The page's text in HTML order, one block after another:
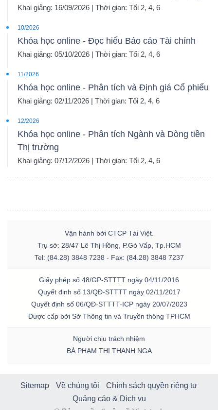
Khai giảng: 16/09/2026 | Thời gian: Tối 2, 4, 6
10/2026
Khóa học online - Đọc hiểu Báo cáo Tài chính
Khai giảng: 05/10/2026 | Thời gian: Tối 2, 4, 6
11/2026
Khóa học online - Phân tích và Định giá Cổ phiếu
Khai giảng: 02/11/2026 | Thời gian: Tối 2, 4, 6
12/2026
Khóa học online - Phân tích Ngành và Dòng tiền
Thị trường
Khai giảng: 07/12/2026 | Thời gian: Tối 2, 4, 6
Vận hành bởi CTCP Tài Việt.
Trụ sở: 28/47 Lê Thị Hồng, P.Gò Vấp, Tp.HCM
Tel: (84.28) 3848 7238 - Fax: (84.28) 3848 7237
Giấy phép số 48/GP-STTTT ngày 04/11/2016
Quyết định số 13/QĐ-STTTT ngày 02/11/2017
Quyết định số 06/QĐ-STTTT-ICP ngày 20/07/2023
Được cấp bởi Sở Thông tin và Truyền thông TPHCM
Người chịu trách nhiệm
BÀ PHẠM THỊ THANH NGA
Sitemap Về chúng tôi
Chính sách quyền riêng tư
Quảng cáo & Dịch vụ